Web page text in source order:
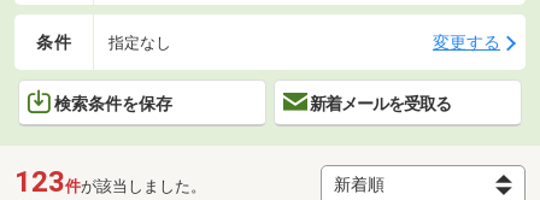
条件 指定なし 変更する
検索条件を保存 新着メールを受取る
123件が該当しました。